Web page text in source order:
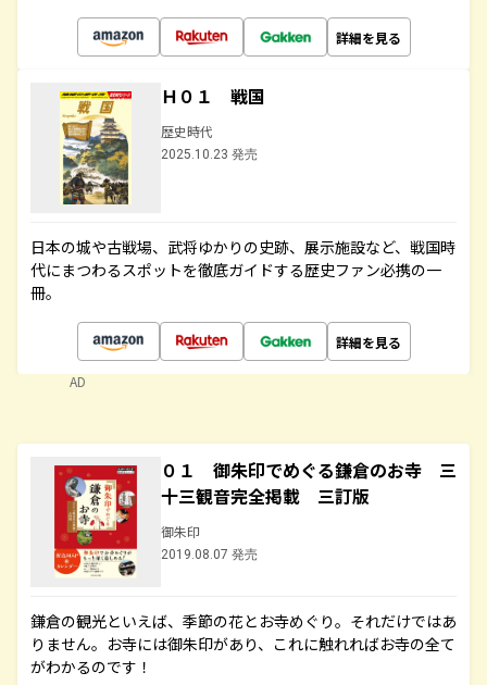
詳細を見る
Ｈ０１ 戦国
歴史時代
2025.10.23 発売
日本の城や古戦場、武将ゆかりの史跡、展示施設など、戦国時
代にまつわるスポットを徹底ガイドする歴史ファン必携の一
冊。
詳細を見る
AD
０１ 御朱印でめぐる鎌倉のお寺 三
十三観音完全掲載 三訂版
御朱印
2019.08.07 発売
鎌倉の観光といえば、季節の花とお寺めぐり。それだけではあ
りません。お寺には御朱印があり、これに触れればお寺の全て
がわかるのです！